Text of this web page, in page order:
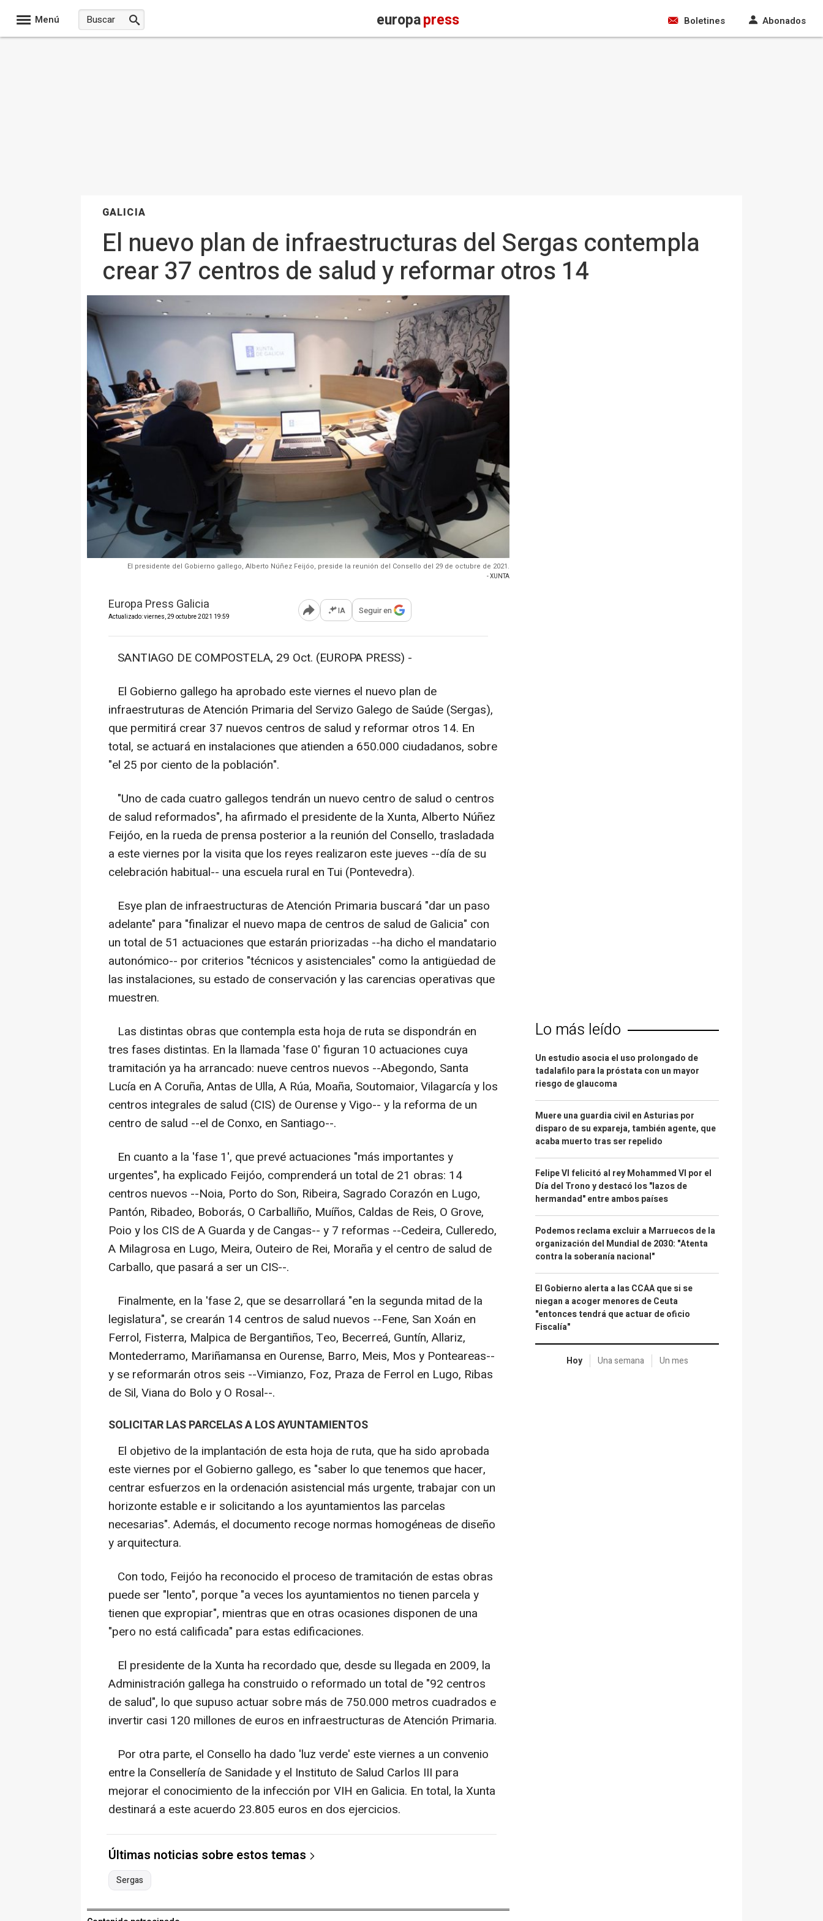
Menú europapress Boletines Abonados
GALICIA
El nuevo plan de infraestructuras del Sergas contempla
crear 37 centros de salud y reformar otros 14
El presidente del Gobierno gallego, Alberto Núñez Feijóo, preside la reunión del Consello del 29 de octubre de 2021.
- XUNTA
Europa Press Galicia
Actualizado: viernes, 29 octubre 2021 19:59 Abrir opciones para compartir
IA Seguir en
SANTIAGO DE COMPOSTELA, 29 Oct. (EUROPA PRESS) -
El Gobierno gallego ha aprobado este viernes el nuevo plan de
infraestruturas de Atención Primaria del Servizo Galego de Saúde (Sergas),
que permitirá crear 37 nuevos centros de salud y reformar otros 14. En
total, se actuará en instalaciones que atienden a 650.000 ciudadanos, sobre
"el 25 por ciento de la población".
"Uno de cada cuatro gallegos tendrán un nuevo centro de salud o centros
de salud reformados", ha afirmado el presidente de la Xunta, Alberto Núñez
Feijóo, en la rueda de prensa posterior a la reunión del Consello, trasladada
a este viernes por la visita que los reyes realizaron este jueves --día de su
celebración habitual-- una escuela rural en Tui (Pontevedra).
Esye plan de infraestructuras de Atención Primaria buscará "dar un paso
adelante" para "finalizar el nuevo mapa de centros de salud de Galicia" con
un total de 51 actuaciones que estarán priorizadas --ha dicho el mandatario
autonómico-- por criterios "técnicos y asistenciales" como la antigüedad de
las instalaciones, su estado de conservación y las carencias operativas que
muestren.
Las distintas obras que contempla esta hoja de ruta se dispondrán en
tres fases distintas. En la llamada 'fase 0' figuran 10 actuaciones cuya
tramitación ya ha arrancado: nueve centros nuevos --Abegondo, Santa
Lucía en A Coruña, Antas de Ulla, A Rúa, Moaña, Soutomaior, Vilagarcía y los
centros integrales de salud (CIS) de Ourense y Vigo-- y la reforma de un
centro de salud --el de Conxo, en Santiago--.
En cuanto a la 'fase 1', que prevé actuaciones "más importantes y
urgentes", ha explicado Feijóo, comprenderá un total de 21 obras: 14
centros nuevos --Noia, Porto do Son, Ribeira, Sagrado Corazón en Lugo,
Pantón, Ribadeo, Boborás, O Carballiño, Muíños, Caldas de Reis, O Grove,
Poio y los CIS de A Guarda y de Cangas-- y 7 reformas --Cedeira, Culleredo,
A Milagrosa en Lugo, Meira, Outeiro de Rei, Moraña y el centro de salud de
Carballo, que pasará a ser un CIS--.
Finalmente, en la 'fase 2, que se desarrollará "en la segunda mitad de la
legislatura", se crearán 14 centros de salud nuevos --Fene, San Xoán en
Ferrol, Fisterra, Malpica de Bergantiños, Teo, Becerreá, Guntín, Allariz,
Montederramo, Mariñamansa en Ourense, Barro, Meis, Mos y Ponteareas--
y se reformarán otros seis --Vimianzo, Foz, Praza de Ferrol en Lugo, Ribas
de Sil, Viana do Bolo y O Rosal--.
SOLICITAR LAS PARCELAS A LOS AYUNTAMIENTOS
El objetivo de la implantación de esta hoja de ruta, que ha sido aprobada
este viernes por el Gobierno gallego, es "saber lo que tenemos que hacer,
centrar esfuerzos en la ordenación asistencial más urgente, trabajar con un
horizonte estable e ir solicitando a los ayuntamientos las parcelas
necesarias". Además, el documento recoge normas homogéneas de diseño
y arquitectura.
Con todo, Feijóo ha reconocido el proceso de tramitación de estas obras
puede ser "lento", porque "a veces los ayuntamientos no tienen parcela y
tienen que expropiar", mientras que en otras ocasiones disponen de una
"pero no está calificada" para estas edificaciones.
El presidente de la Xunta ha recordado que, desde su llegada en 2009, la
Administración gallega ha construido o reformado un total de "92 centros
de salud", lo que supuso actuar sobre más de 750.000 metros cuadrados e
invertir casi 120 millones de euros en infraestructuras de Atención Primaria.
Por otra parte, el Consello ha dado 'luz verde' este viernes a un convenio
entre la Consellería de Sanidade y el Instituto de Salud Carlos III para
mejorar el conocimiento de la infección por VIH en Galicia. En total, la Xunta
destinará a este acuerdo 23.805 euros en dos ejercicios.
Últimas noticias sobre estos temas
Sergas
Lo más leído
Un estudio asocia el uso prolongado de
tadalafilo para la próstata con un mayor
riesgo de glaucoma
Muere una guardia civil en Asturias por
disparo de su expareja, también agente, que
acaba muerto tras ser repelido
Felipe VI felicitó al rey Mohammed VI por el
Día del Trono y destacó los "lazos de
hermandad" entre ambos países
Podemos reclama excluir a Marruecos de la
organización del Mundial de 2030: "Atenta
contra la soberanía nacional"
El Gobierno alerta a las CCAA que si se
niegan a acoger menores de Ceuta
"entonces tendrá que actuar de oficio
Fiscalía"
Hoy Una semana Un mes